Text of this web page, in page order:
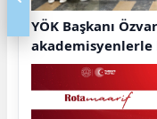
YÖK Başkanı